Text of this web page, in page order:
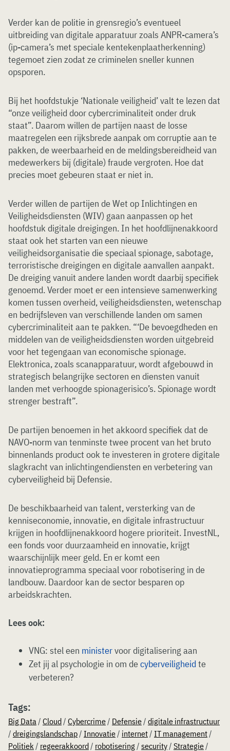
Verder kan de politie in grensregio’s eventueel
uitbreiding van digitale apparatuur zoals ANPR-camera’s
(ip-camera’s met speciale kentekenplaatherkenning)
tegemoet zien zodat ze criminelen sneller kunnen
opsporen.
Bij het hoofdstukje ‘Nationale veiligheid’ valt te lezen dat
“onze veiligheid door cybercriminaliteit onder druk
staat”. Daarom willen de partijen naast de losse
maatregelen een rijksbrede aanpak om corruptie aan te
pakken, de weerbaarheid en de meldingsbereidheid van
medewerkers bij (digitale) fraude vergroten. Hoe dat
precies moet gebeuren staat er niet in.
Verder willen de partijen de Wet op Inlichtingen en
Veiligheidsdiensten (WIV) gaan aanpassen op het
hoofdstuk digitale dreigingen. In het hoofdlijnenakkoord
staat ook het starten van een nieuwe
veiligheidsorganisatie die speciaal spionage, sabotage,
terroristische dreigingen en digitale aanvallen aanpakt.
De dreiging vanuit andere landen wordt daarbij specifiek
genoemd. Verder moet er een intensieve samenwerking
komen tussen overheid, veiligheidsdiensten, wetenschap
en bedrijfsleven van verschillende landen om samen
cybercriminaliteit aan te pakken. “‘De bevoegdheden en
middelen van de veiligheidsdiensten worden uitgebreid
voor het tegengaan van economische spionage.
Elektronica, zoals scanapparatuur, wordt afgebouwd in
strategisch belangrijke sectoren en diensten vanuit
landen met verhoogde spionagerisico’s. Spionage wordt
strenger bestraft”.
De partijen benoemen in het akkoord specifiek dat de
NAVO-norm van tenminste twee procent van het bruto
binnenlands product ook te investeren in grotere digitale
slagkracht van inlichtingendiensten en verbetering van
cyberveiligheid bij Defensie.
De beschikbaarheid van talent, versterking van de
kenniseconomie, innovatie, en digitale infrastructuur
krijgen in hoofdlijnenakkoord hogere prioriteit. InvestNL,
een fonds voor duurzaamheid en innovatie, krijgt
waarschijnlijk meer geld. En er komt een
innovatieprogramma speciaal voor robotisering in de
landbouw. Daardoor kan de sector besparen op
arbeidskrachten.
Lees ook:
VNG: stel een ministervoor digitalisering aan
Zet jij al psychologie in om decyberveiligheid te
verbeteren?
Tags:
Big Data/ Cloud/ Cybercrime/ Defensie/ digitale infrastructuur
/ dreigingslandschap/ Innovatie/ internet/ IT management/
Politiek/ regeerakkoord/ robotisering/ security/ Strategie/